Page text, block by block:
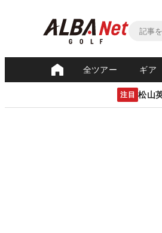
全ツアー ギア
注目 松山